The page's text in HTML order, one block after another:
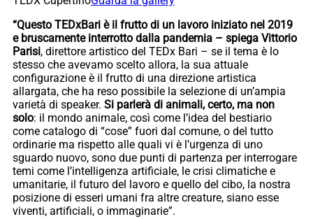
“Questo TEDxBari è il frutto di un lavoro iniziato nel 2019
e bruscamente interrotto dalla pandemia – spiega Vittorio
Parisi, direttore artistico del TEDx Bari – se il tema è lo
stesso che avevamo scelto allora, la sua attuale
configurazione è il frutto di una direzione artistica
allargata, che ha reso possibile la selezione di un’ampia
varietà di speaker. Si parlerà di animali, certo, ma non
solo: il mondo animale, così come l’idea del bestiario
come catalogo di “cose” fuori dal comune, o del tutto
ordinarie ma rispetto alle quali vi è l’urgenza di uno
sguardo nuovo, sono due punti di partenza per interrogare
temi come l’intelligenza artificiale, le crisi climatiche e
umanitarie, il futuro del lavoro e quello del cibo, la nostra
posizione di esseri umani fra altre creature, siano esse
viventi, artificiali, o immaginarie”.